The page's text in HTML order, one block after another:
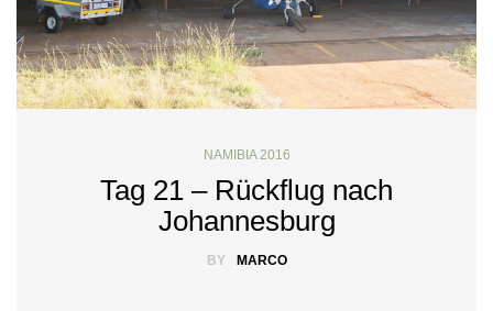
NAMIBIA 2016
Tag 21 – Rückflug nach
Johannesburg
BY MARCO